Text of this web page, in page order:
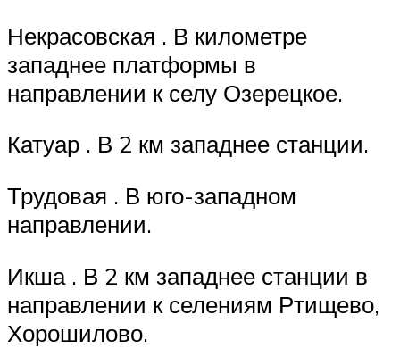
Некрасовская . В километре
западнее платформы в
направлении к селу Озерецкое.
Катуар . В 2 км западнее станции.
Трудовая . В юго-западном
направлении.
Икша . В 2 км западнее станции в
направлении к селениям Ртищево,
Хорошилово.